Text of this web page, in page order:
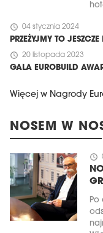
schedule 04 stycznia 2024
PRZEŻYJMY TO JESZCZE
schedule 20 listopada 2023
GALA EUROBUILD
Więcej w Nagrody
NOSEM W
schedule
Po